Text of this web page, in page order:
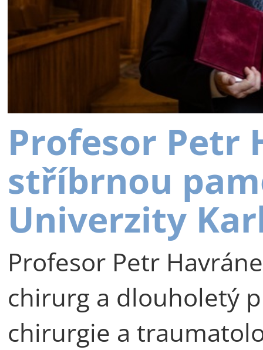
Profesor Petr
stříbrnou
Univerzity
Profesor Petr
chirurg a dlouholetý
chirurgie a